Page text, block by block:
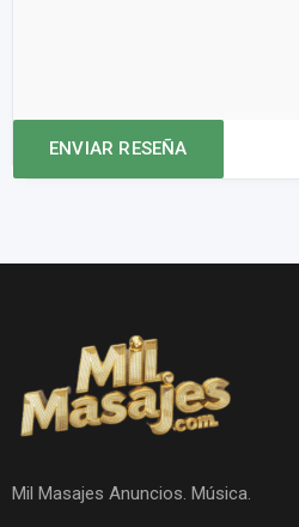
Mil Masajes Anuncios. Música.